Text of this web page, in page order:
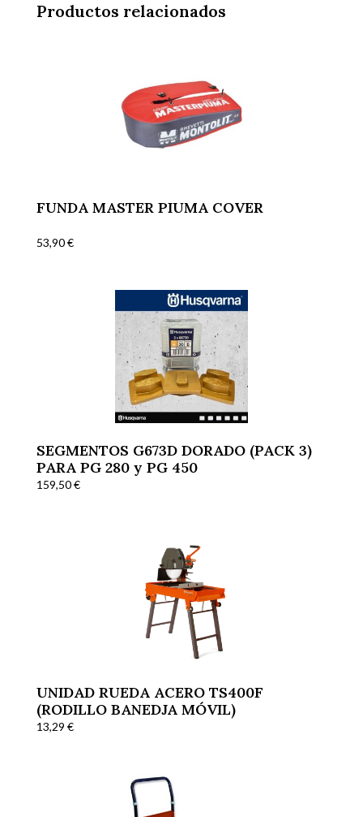
Productos relacionados
FUNDA MASTER PIUMA COVER
53,90€
SEGMENTOS G673D DORADO (PACK 3)
PARA PG 280 y PG 450
159,50€
UNIDAD RUEDA ACERO TS400F
(RODILLO BANEDJA MÓVIL)
13,29 €